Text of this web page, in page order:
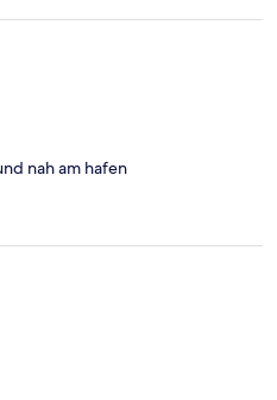
nah am hafen